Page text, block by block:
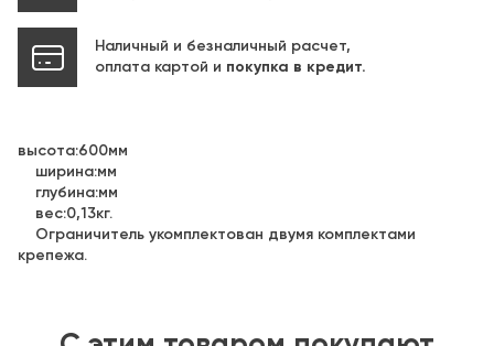
Наличный и безналичный расчет,
оплата картой и покупка в кредит.
высота:600мм
ширина:мм
глубина:мм
вес:0,13кг.
Ограничитель укомплектован двумя комплектами
крепежа.